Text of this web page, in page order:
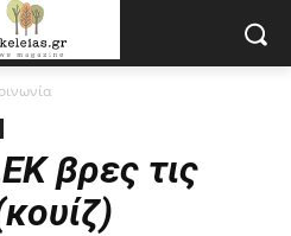
βρες τις